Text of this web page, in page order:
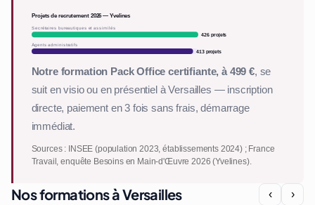
Projets de recrutement 2026 — Yvelines
Secrétaires bureautiques et assimilés
426 projets
Agents administratifs
413 projets
Notre formation Pack Office certifiante, à 499 €, se
suit en visio ou en présentiel à Versailles — inscription
directe, paiement en 3 fois sans frais, démarrage
immédiat.
Sources : INSEE (population 2023, établissements 2024) ; France
Travail, enquête Besoins en Main-d'Œuvre 2026 (Yvelines).
Nos formations à Versailles ‹ ›